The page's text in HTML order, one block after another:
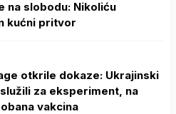
na slobodu: Nikoliću
kućni pritvor
otkrile dokaze: Ukrajinski
za eksperiment, na
vakcina